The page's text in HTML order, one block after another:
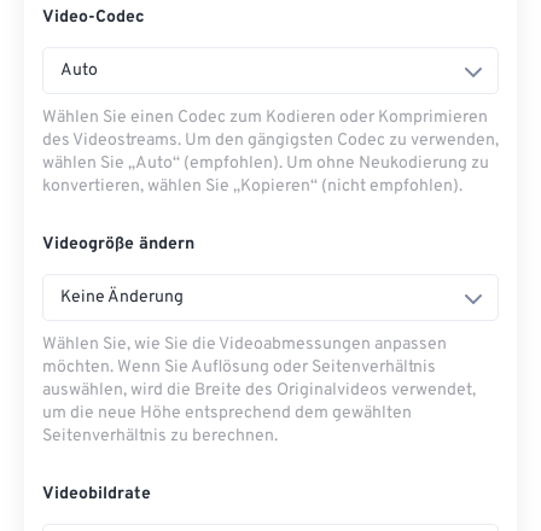
Video-Codec
Auto
Wählen Sie einen Codec zum Kodieren oder Komprimieren
des Videostreams. Um den gängigsten Codec zu verwenden,
wählen Sie „Auto“ (empfohlen). Um ohne Neukodierung zu
konvertieren, wählen Sie „Kopieren“ (nicht empfohlen).
Videogröße ändern
Keine Änderung
Wählen Sie, wie Sie die Videoabmessungen anpassen
möchten. Wenn Sie Auflösung oder Seitenverhältnis
auswählen, wird die Breite des Originalvideos verwendet,
um die neue Höhe entsprechend dem gewählten
Seitenverhältnis zu berechnen.
Videobildrate